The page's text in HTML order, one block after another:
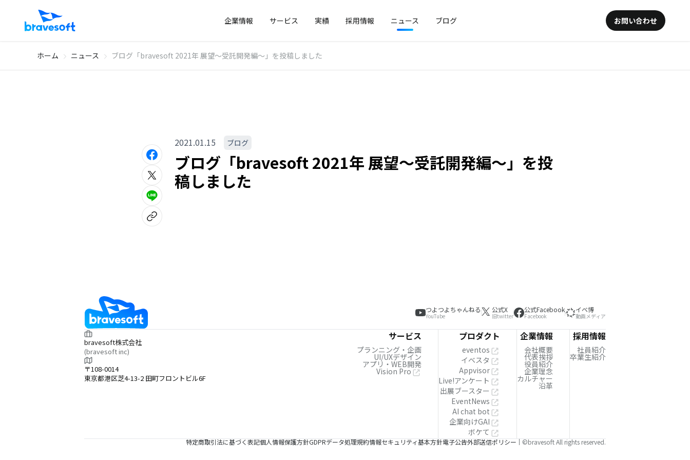
企業情報 サービス 実績 採用情報 ニュース ブログ お問い合わせ
ホーム ニュース ブログ「bravesoft 2021年 展望〜受託開発編〜」を投稿しました
2021.01.15 ブログ
ブログ「bravesoft 2021年 展望〜受託開発編〜」を投
稿しました
つよつよちゃんねる
YouTube
公式X
旧twitter
公式Facebook
Facebook
イベ博
動画メディア
bravesoft株式会社
(bravesoft inc)
〒108-0014
東京都港区芝4-13-2 田町フロントビル6F
サービス
プランニング・企画
UI/UXデザイン
アプリ・WEB開発
Vision Pro
プロダクト
eventos
イベスタ
Appvisor
Live!アンケート
出展ブースター
EventNews
AI chat bot
企業向けGAI
ボケて
企業情報
会社概要
代表挨拶
役員紹介
企業理念
カルチャー
沿革
採用情報
社員紹介
卒業生紹介
特定商取引法に基づく表記個人情報保護方針GDPRデータ処理規約情報セキュリティ基本方針電子公告外部送信ポリシー ©bravesoft All rights reserved.